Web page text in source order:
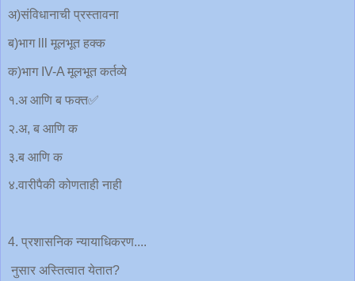
अ)संविधानाची प्रस्तावना
ब)भाग lll मूलभूत हक्क
क)भाग IV-A मूलभूत कर्तव्ये
१.अ आणि ब फक्त✅
२.अ, ब आणि क
३.ब आणि क
४.वारीपैकी कोणताही नाही
4. प्रशासनिक न्यायाधिकरण....
नुसार अस्तित्वात येतात?